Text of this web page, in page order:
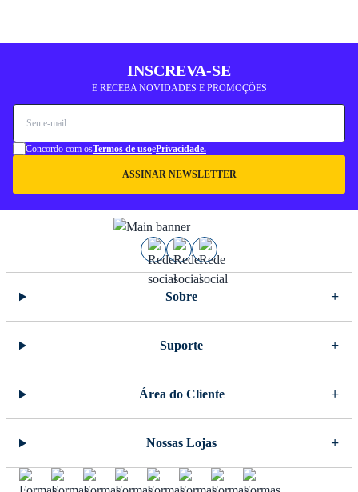
INSCREVA-SE
E RECEBA NOVIDADES E PROMOÇÕES
Concordo com osTermos de usoePrivacidade.
ASSINAR NEWSLETTER
Sobre
Suporte
Área do Cliente
Nossas Lojas